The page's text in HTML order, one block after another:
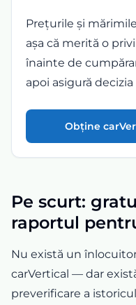
Prețurile și
așa că merită o
înainte de
apoi asigură
Obține
Pe scurt:
raportul
Nu există un
carVertical — dar
preverificare a